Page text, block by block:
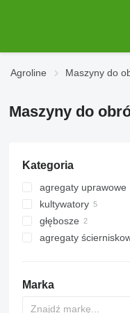
Agroline Maszyny do
Maszyny do
Kategoria
agregaty uprawowe
kultywatory
głębosze
agregaty
Marka